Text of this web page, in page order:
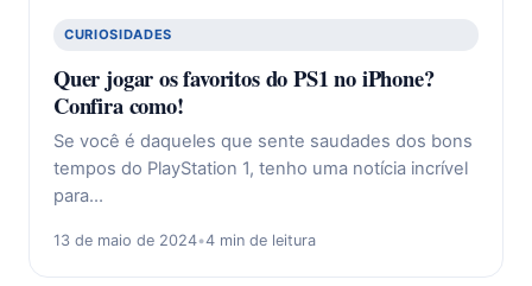
CURIOSIDADES
Quer jogar os favoritos do PS1 no iPhone?
Confira como!
Se você é daqueles que sente saudades dos bons
tempos do PlayStation 1, tenho uma notícia incrível
para…
13 de maio de 2024•4 min de leitura